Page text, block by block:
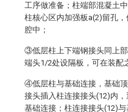
工序做准备；柱端部混凝土
柱核心区内加强板a(2)留孔
腔中；
③低层柱上下端钢接头同上
端头1/2处设隔板，可在装配
④低层柱与基础连接，基础
接头插入柱连接接头(12)内
基础连接；柱连接接头(12)